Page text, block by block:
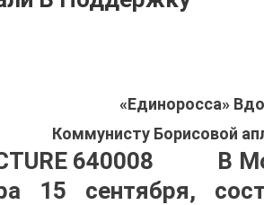
«Единоросса»
Коммунисту Борисовой
В
15 сентября,